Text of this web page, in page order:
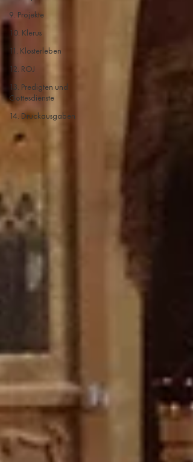
9. Projekte
10. Klerus
11. Klosterleben
12. ROJ
13. Predigten und
Gottesdienste
14. Druckausgaben